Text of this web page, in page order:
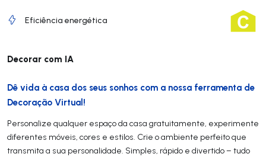
Eficiência energética
Decorar com IA
Dê vida à casa dos seus sonhos com a nossa ferramenta de
Decoração Virtual!
Personalize qualquer espaço da casa gratuitamente, experimente
diferentes móveis, cores e estilos. Crie o ambiente perfeito que
transmita a sua personalidade. Simples, rápido e divertido – tudo